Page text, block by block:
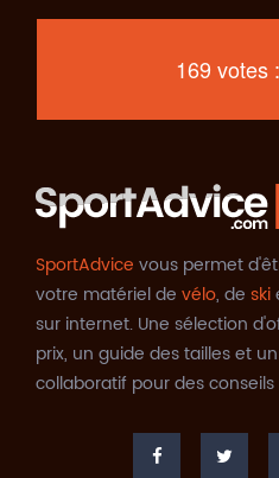
169 votes
SportAdvice vous permet
votre matériel de vélo, de ski
sur internet. Une sélection
prix, un guide des tailles et
collaboratif pour des